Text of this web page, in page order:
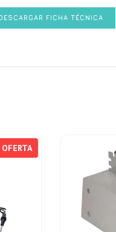
FICHA TÉCNICA
OFERTA